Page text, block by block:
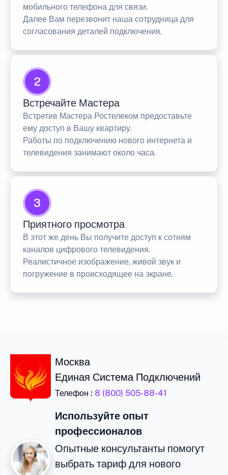
мобильного телефона для связи.
Далее Вам перезвонит наша сотрудница для
согласования деталей подключения.
2
Встречайте Мастера
Встретив Мастера Ростелеком предоставьте
ему доступ в Вашу квартиру.
Работы по подключению нового интернета и
телевидения занимают около часа.
3
Приятного просмотра
В этот же день Вы получите доступ к сотням
каналов цифрового телевидения.
Реалистичное изображение, живой звук и
погружение в происходящее на экране.
Москва
Единая Система Подключений
Телефон : 8 (800) 505-88-41
Используйте опыт
профессионалов
Опытные консультанты помогут
выбрать тариф для нового